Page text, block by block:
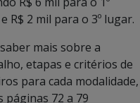
R$ 2 mil para o 3º lugar.
mais sobre a
etapas e critérios de
para cada modalidade,
páginas 72 a 79